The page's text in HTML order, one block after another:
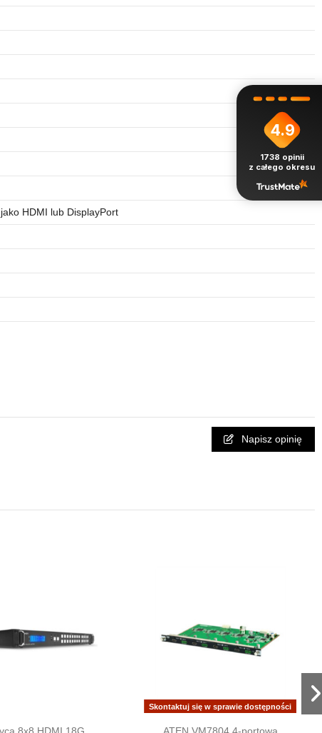
HDMI lub DisplayPort
Napisz opinię
Skontaktuj się w sprawie dostępności
4.9
1738 opinii
z całego okresu